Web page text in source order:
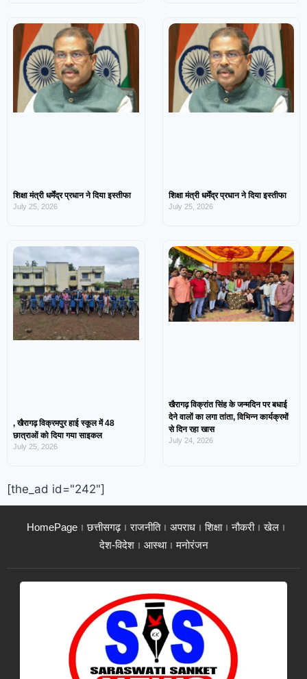
शिक्षा मंत्री धर्मेंद्र प्रधान ने दिया इस्तीफा
July 25, 2026
शिक्षा मंत्री धर्मेंद्र प्रधान ने दिया इस्तीफा
July 25, 2026
, खैरागढ़ विक्रमपुर हाई स्कूल में 48
छात्राओं को दिया गया साइकल
July 25, 2026
खैरागढ़ विक्रांत सिंह के जन्मदिन पर बधाई
देने वालों का लगा तांता, विभिन्न कार्यक्रमों
से दिन रहा खास
July 24, 2026
[the_ad id="242"]
HomePage छत्तीसगढ़ राजनीति अपराध शिक्षा नौकरी
खेल
देश-विदेश
आस्था मनोरंजन